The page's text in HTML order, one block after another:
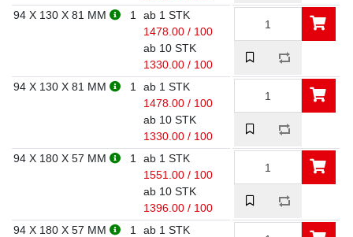
94 X 130 X 81 MM
1
ab 1 STK
1478.00 / 100
ab 10 STK
1330.00 / 100
94 X 130 X 81 MM
1
ab 1 STK
1478.00 / 100
ab 10 STK
1330.00 / 100
94 X 180 X 57 MM
1
ab 1 STK
1551.00 / 100
ab 10 STK
1396.00 / 100
94 X 180 X 57 MM
1
ab 1 STK